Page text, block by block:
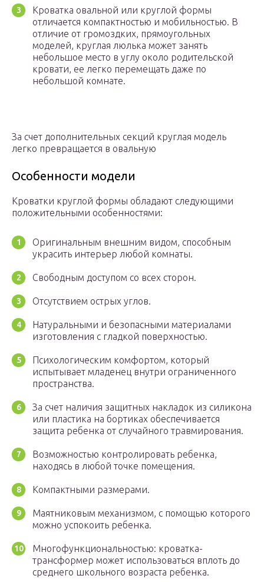
Кроватка овальной или круглой формы
отличается компактностью и мобильностью. В
отличие от громоздких, прямоугольных
моделей, круглая люлька может занять
небольшое место в углу около родительской
кровати, ее легко перемещать даже по
небольшой комнате.
За счет дополнительных секций круглая модель
легко превращается в овальную
Особенности модели
Кроватки круглой формы обладают следующими
положительными особенностями:
Оригинальным внешним видом, способным
украсить интерьер любой комнаты.
Свободным доступом со всех сторон.
Отсутствием острых углов.
Натуральными и безопасными материалами
изготовления с гладкой поверхностью.
Психологическим комфортом, который
испытывает младенец внутри ограниченного
пространства.
За счет наличия защитных накладок из силикона
или пластика на бортиках обеспечивается
защита ребенка от случайного травмирования.
Возможностью контролировать ребенка,
находясь в любой точке помещения.
Компактными размерами.
Маятниковым механизмом, с помощью которого
можно успокоить ребенка.
Многофункциональностью: кроватка-
трансформер может использоваться вплоть до
среднего школьного возраста ребенка.